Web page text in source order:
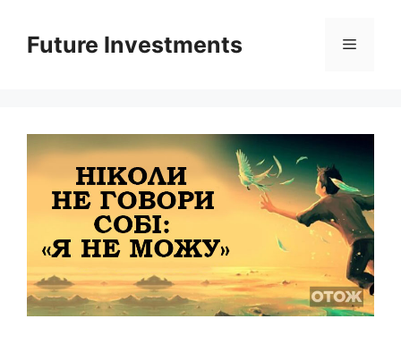
вмістуFuture Investments Меню